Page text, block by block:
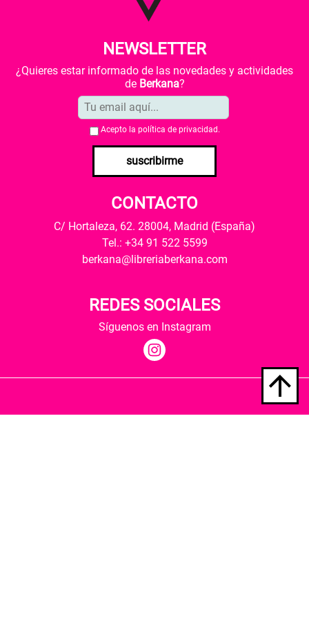
NEWSLETTER
¿Quieres estar informado de las novedades y actividades
de Berkana?
Acepto la política de privacidad .
suscribirme
CONTACTO
C/ Hortaleza, 62. 28004, Madrid (España)
Tel.: +34 91 522 5599
berkana@libreriaberkana.com
REDES SOCIALES
Síguenos en Instagram